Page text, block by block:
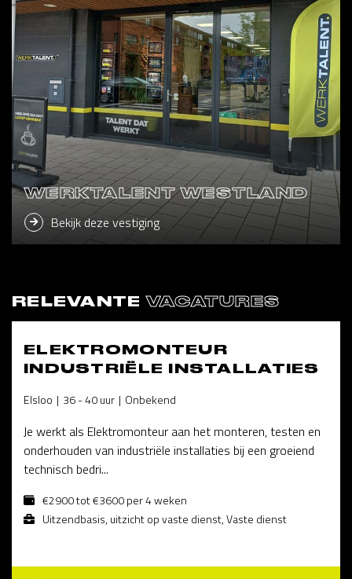
WERKTALENT WESTLAND
Bekijk deze vestiging
RELEVANTEVACATURES
ELEKTROMONTEUR
INDUSTRIËLE INSTALLATIES
Elsloo 36 - 40 uur Onbekend
Je werkt als Elektromonteur aan het monteren, testen en
onderhouden van industriële installaties bij een groeiend
technisch bedri...
€2900 tot €3600 per 4 weken
Uitzendbasis, uitzicht op vaste dienst, Vaste dienst